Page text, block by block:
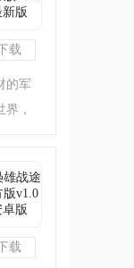
载
的军
，
载